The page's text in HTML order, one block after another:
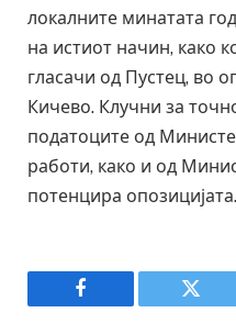
локалните минатата
на истиот начин, како
гласачи од Пустец, во
Кичево. Клучни за
податоците од
работи, како и од
потенцира опозицијата.
Facebook